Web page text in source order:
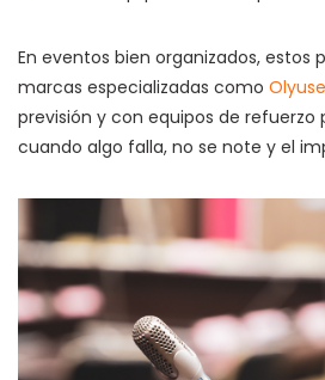
En eventos bien organizados, estos
marcas especializadas como
previsión y con equipos de refuerzo
cuando algo falla, no se note y el